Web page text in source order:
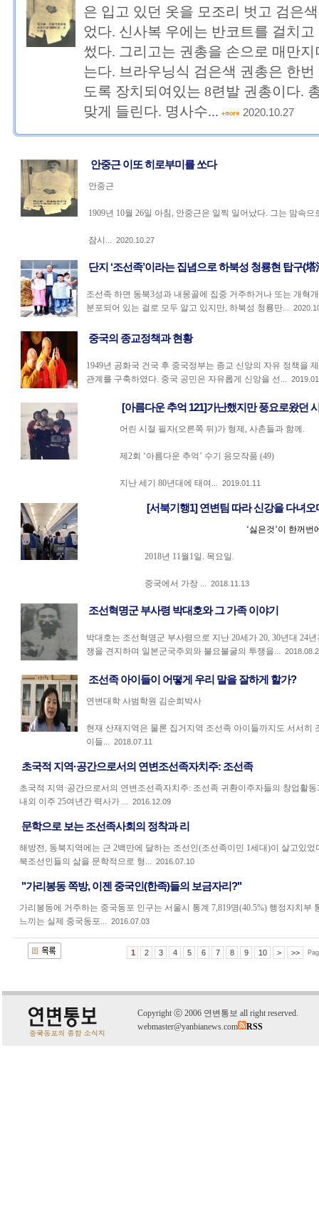
은 입고 있던 옷을 모조리 벗고 검은
었다. 신사복 우에는 반코트를 걸치
썼다. 그리고는 권총을 손으로 매만
는다. 브라우닝식 검은색 권총은 한
도록 장치되여있는 8련발 권총이다.
맞게 들린다. 명사수...
2020.10.27
안중근 이또 히로부미를 쏘다
안중근
1909년 10월 26일 아침, 안중근은 일찍 일어났다. 그는 맘속
잠시... 2020.10.27
단지 ‘조선족’이라는 집념으로 하북성 청룡현 탑구(塔
조선족 하면 동북3성과 내몽골에 집중 거주하거나 또는 개혁
분포되어 있는 걸로 모두 알고 있지만, 하북성 청룡만...
중국의 종교정책과 현황
1949년 공화국 건국 후 중국정부는 종교 신앙의 자유 정책을
관계를 구축하였다. 중국 공민은 자유롭게 신앙을 선...
[아름다운 추억 121]가난했지만 풍요로왔던
어린 시절 필자(오른쪽 뒤)가 형제, 사촌들과 함께.
제2회 ‘아름다운 추억’ 수기 응모작품 (49)
지난 세기 80년대에 태여... 2019.01.11
[서북기행1] 연변팀 따라 신강을 다녀오
‘싫은것’이 한꺼번
2018년 11월1일. 목요일.
중국에서 가장 ... 2018.11.13
조선혁명군 부사령 박대호와 그 가족 이야기
박대호는 조선혁명군 부사령으로 지난 20세가 20, 30년대 24
쟁을 견지하며 일본군국주외와 불요불굴의 투쟁을...
조선족 아이들이 어떻게 우리 말을 잘하게 할가?
연변대학 사범학원 김순희박사
현재 산재지역은 물론 집거지역 조선족 아이들까지도 서서히
이들... 2018.07.11
초국적 지역·공간으로서의 연변조선족자치주: 조선족
초국적 지역·공간으로서의 연변조선족자치주: 조선족 귀환이주자들의 창업활
내외 이주 25여년간 력사가 ... 2016.12.09
문학으로 보는 조선족사회의 정착과 리
해방전, 동북지역에는 근 2백만에 달하는 조선인(조선족이민 1세대)이 살고있
북조선인들의 삶을 문학적으로 형... 2016.07.10
"가리봉동 쪽방, 이젠 중국인(한족)들의 보금자리?"
가리봉동에 거주하는 중국동포 인구는 서울시 통계 7,819명(40.5%) 행정자치부
느끼는 실제 중국동포... 2016.07.03
1 2 3 4 5 6 7 8 9 10 > >>
Copyright ⓒ 2006 연변통보 all right reserved.
webmaster@yanbianews.com
RSS